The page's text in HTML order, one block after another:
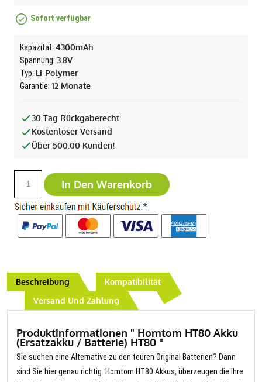
Sofort verfügbar
Kapazität: 4300mAh
Spannung: 3.8V
Typ: Li-Polymer
Garantie: 12 Monate
30 Tag Rückgaberecht
Kostenloser Versand
Über 500.00 Kunden!
In Den Warenkorb
Beschreibung
Kompatibilität
Versand Und Zahlung
Produktinformationen " Homtom HT80 Akku
(Ersatzakku / Batterie) HT80 "
Sie suchen eine Alternative zu den teuren Original Batterien? Dann
sind Sie hier genau richtig. Homtom HT80 Akkus, überzeugen die Ihre